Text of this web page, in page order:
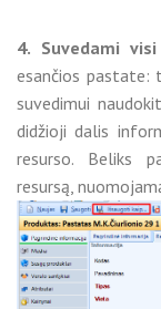
4. Suvedami
esančios pastate:
suvedimui
didžioji dalis
resurso. Beliks
resursą,